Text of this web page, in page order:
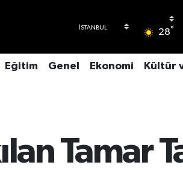
28°
Eğitim Genel Ekonomi Kültür
Tamar